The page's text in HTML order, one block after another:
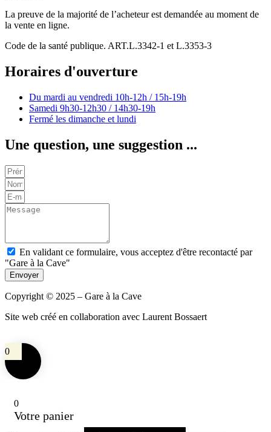
La preuve de la majorité de l’acheteur est demandée au moment de
la vente en ligne.
Code de la santé publique. ART.L.3342-1 et L.3353-3
Horaires d'ouverture
Du mardi au vendredi 10h-12h / 15h-19h
Samedi 9h30-12h30 / 14h30-19h
Fermé les dimanche et lundi
Une question, une suggestion ...
En validant ce formulaire, vous acceptez d'être recontacté par
"Gare à la Cave"
Envoyer
Copyright © 2025 – Gare à la Cave
Site web créé en collaboration avec Laurent Bossaert
0
0
Votre panier